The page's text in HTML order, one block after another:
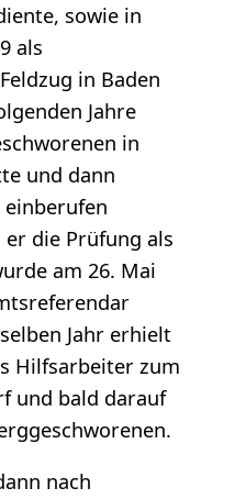
sowie in
als
in Baden
Jahre
in
und dann
einberufen
er die Prüfung als
am 26. Mai
Jahr erhielt
Hilfsarbeiter zum
und bald darauf
nach